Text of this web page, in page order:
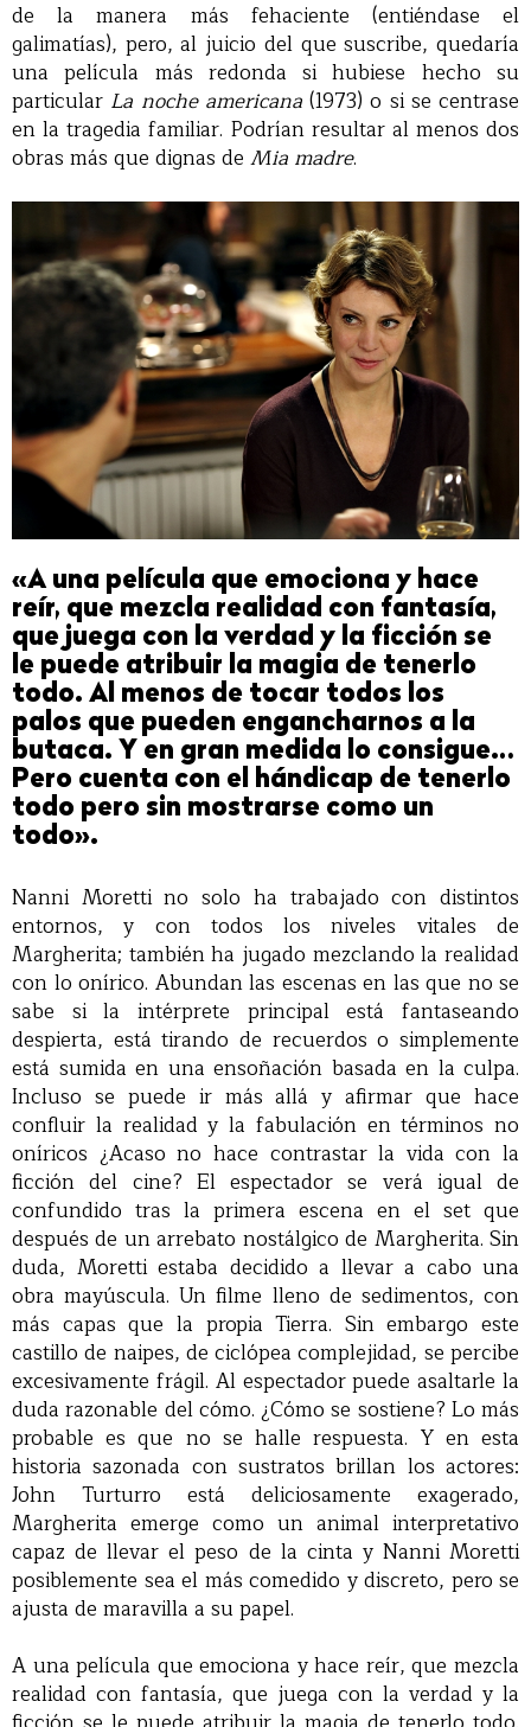
de la manera más fehaciente (entiéndase el
galimatías), pero, al juicio del que suscribe, quedaría
una película más redonda si hubiese hecho su
particular La noche americana (1973) o si se centrase
en la tragedia familiar. Podrían resultar al menos dos
obras más que dignas de Mia madre.
«A una película que emociona y hace
reír, que mezcla realidad con fantasía,
que juega con la verdad y la ficción se
le puede atribuir la magia de tenerlo
todo. Al menos de tocar todos los
palos que pueden engancharnos a la
butaca. Y en gran medida lo consigue…
Pero cuenta con el hándicap de tenerlo
todo pero sin mostrarse como un
todo».
Nanni Moretti no solo ha trabajado con distintos
entornos, y con todos los niveles vitales de
Margherita; también ha jugado mezclando la realidad
con lo onírico. Abundan las escenas en las que no se
sabe si la intérprete principal está fantaseando
despierta, está tirando de recuerdos o simplemente
está sumida en una ensoñación basada en la culpa.
Incluso se puede ir más allá y afirmar que hace
confluir la realidad y la fabulación en términos no
oníricos ¿Acaso no hace contrastar la vida con la
ficción del cine? El espectador se verá igual de
confundido tras la primera escena en el set que
después de un arrebato nostálgico de Margherita. Sin
duda, Moretti estaba decidido a llevar a cabo una
obra mayúscula. Un filme lleno de sedimentos, con
más capas que la propia Tierra. Sin embargo este
castillo de naipes, de ciclópea complejidad, se percibe
excesivamente frágil. Al espectador puede asaltarle la
duda razonable del cómo. ¿Cómo se sostiene? Lo más
probable es que no se halle respuesta. Y en esta
historia sazonada con sustratos brillan los actores:
John Turturro está deliciosamente exagerado,
Margherita emerge como un animal interpretativo
capaz de llevar el peso de la cinta y Nanni Moretti
posiblemente sea el más comedido y discreto, pero se
ajusta de maravilla a su papel.
A una película que emociona y hace reír, que mezcla
realidad con fantasía, que juega con la verdad y la